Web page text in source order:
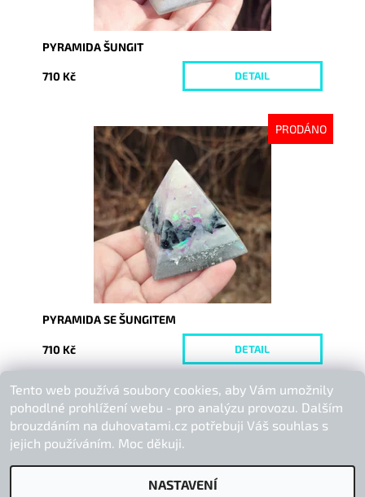
PYRAMIDA ŠUNGIT
710 Kč DETAIL
PRODÁNO
Dostupnost:
Vyprodáno
8388
PYRAMIDA SE ŠUNGITEM
710 Kč DETAIL
Buďte první, kdo napíše příspěvek k této položce.
Přidat komentář
Tento web používá soubory cookies, aby Vám umožnily
pohodlné prohlížení webu - pro analýzu provozu. Dalším
brouzdáním na duhovatami.cz potřebuji Váš souhlas s
jejich používáním. Moc děkuji.
NASTAVENÍ